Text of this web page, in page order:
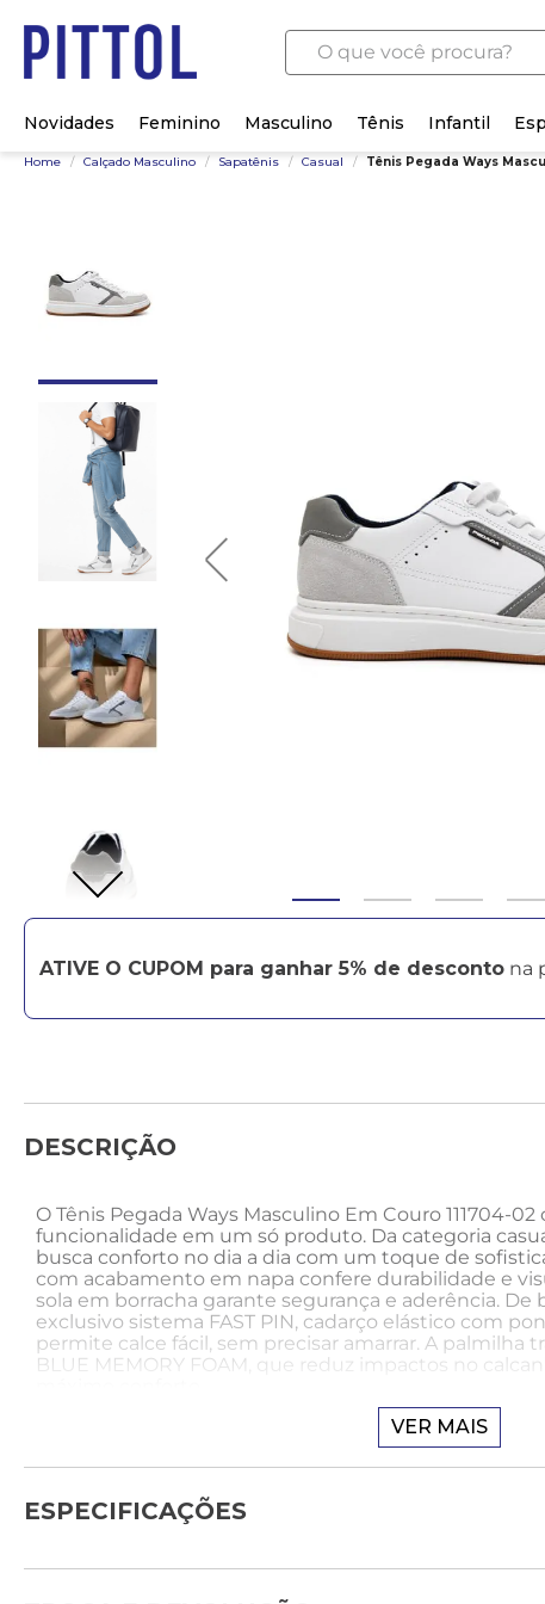
O que você procura?
Novidades Feminino Masculino Tênis Infantil
Home / Calçado Masculino / Sapatênis / Casual / Tênis Pegada Ways
ATIVE O CUPOM para ganhar 5% de desconto na
DESCRIÇÃO
O Tênis Pegada Ways Masculino Em Couro 111704-
funcionalidade em um só produto. Da categoria
busca conforto no dia a dia com um toque de
com acabamento em napa confere durabilidade e
sola em borracha garante segurança e aderência. De
exclusivo sistema FAST PIN, cadarço elástico com
permite calce fácil, sem precisar amarrar. A palmilha
BLUE MEMORY FOAM, que reduz impactos no
A tecnologia AMORTECH BLUE MEMORY FOAM
Além disso, reduz os impactos no calcanhar,
Como usar:
VER MAIS
ESPECIFICAÇÕES